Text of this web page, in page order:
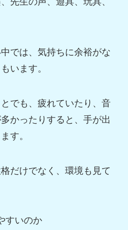
では、気持ちに余裕がな
います。
でも、疲れていたり、音
かったりすると、手が出
す。
だけでなく、環境も見て
すいのか